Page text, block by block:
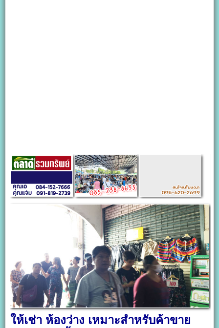
ให้เช่า ห้องว่าง เหมาะสำหรับค้าขาย